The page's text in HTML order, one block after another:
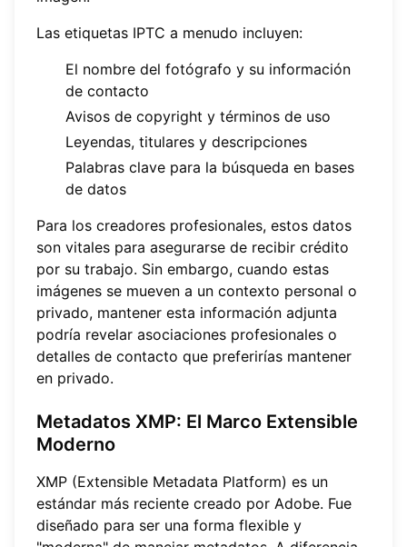
Las etiquetas IPTC a menudo incluyen:
El nombre del fotógrafo y su información
de contacto
Avisos de copyright y términos de uso
Leyendas, titulares y descripciones
Palabras clave para la búsqueda en bases
de datos
Para los creadores profesionales, estos datos
son vitales para asegurarse de recibir crédito
por su trabajo. Sin embargo, cuando estas
imágenes se mueven a un contexto personal o
privado, mantener esta información adjunta
podría revelar asociaciones profesionales o
detalles de contacto que preferirías mantener
en privado.
Metadatos XMP: El Marco Extensible
Moderno
XMP (Extensible Metadata Platform) es un
estándar más reciente creado por Adobe. Fue
diseñado para ser una forma flexible y